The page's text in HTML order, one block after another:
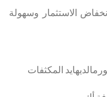
انخفاض الاستثمار وسهولة
المكثفات